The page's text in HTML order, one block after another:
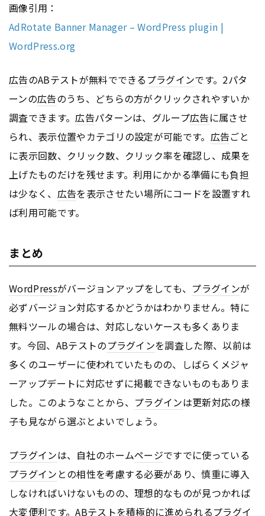
画像引用：
AdRotate Banner Manager – WordPress plugin |
WordPress.org
広告のABテストが無料でできる プラグインです。2パタ
ーンの広告のうち、どちらの方がクリックされやすいか
調査できます。広告パターンは、グループ広告に属させ
られ、表示位置やカテゴリの設定が可能です。 広告ごと
に表示回数、クリック数、クリック率を確認し、成果を
上げたものだけを残せます。利用にかかる準備にも負担
は少なく、 広告を表示させたい場所にコードを設置すれ
ば利用可能です。
まとめ
WordPressがバージョンアップをしても、 プラグインが
必ずバージョン対応するかどうかはわかりません。特に
無料ツールの場合は、対応しないケースも多くありま
す。今回、ABテストのプラグインを調査した際、以前は
多くのユーザーに使われていたものの、しばらくメジャ
ーアップデートに対応せずに掲載できないものもありま
した。このようなことから、 プラグインは更新対応の様
子も見ながら選ぶとよいでしょう。
プラグインは、自社のホームページですでに使っている
プラグイン との相性を考慮する必要があり、慎重に導入
しなければいけないものの、理想的なものが見つかれば
大変便利です。ABテストを積極的に進められるプラグイ